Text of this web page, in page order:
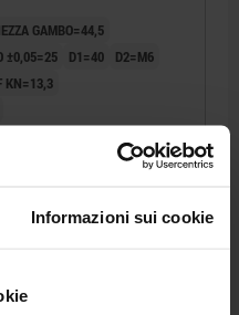
Informazioni sui cookie
GAMBO=44,5
±0,05=25
D1=40
D2=M6
KN=13,3
DETTAGLI